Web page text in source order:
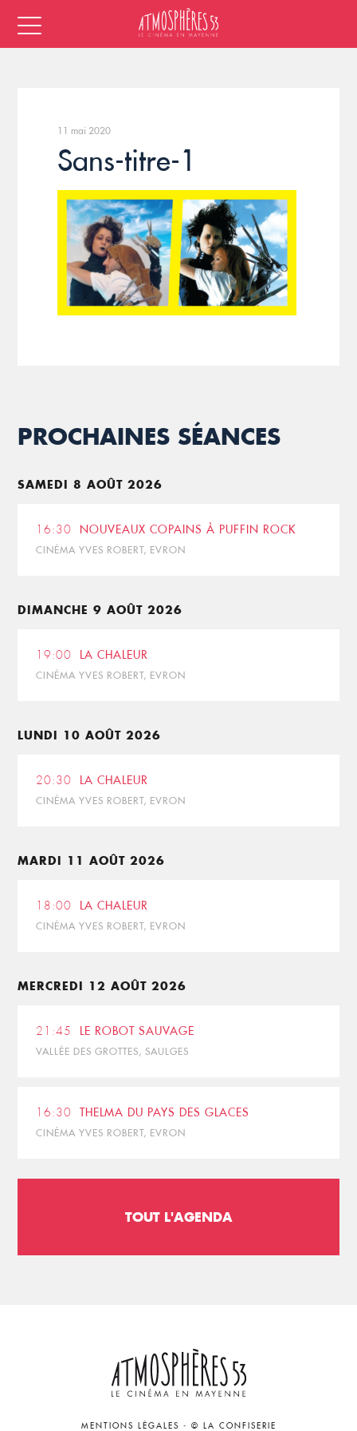
11 mai 2020
Sans-titre-1
PROCHAINES SÉANCES
SAMEDI 8 AOÛT 2026
16:30 NOUVEAUX COPAINS À PUFFIN ROCK
CINÉMA YVES ROBERT, EVRON
DIMANCHE 9 AOÛT 2026
19:00 LA CHALEUR
CINÉMA YVES ROBERT, EVRON
LUNDI 10 AOÛT 2026
20:30 LA CHALEUR
CINÉMA YVES ROBERT, EVRON
MARDI 11 AOÛT 2026
18:00 LA CHALEUR
CINÉMA YVES ROBERT, EVRON
MERCREDI 12 AOÛT 2026
21:45 LE ROBOT SAUVAGE
VALLÉE DES GROTTES, SAULGES
16:30 THELMA DU PAYS DES GLACES
CINÉMA YVES ROBERT, EVRON
TOUT L'AGENDA
MENTIONS LÉGALES - © LA CONFISERIE